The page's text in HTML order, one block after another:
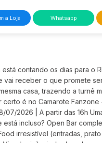
a Loja
Whatsapp
contando os dias para o
vai receber o que promete
casa, trazendo a turnê
é no Camarote Fanzone
07/2026 | A partir das 16h
incluso? Open Bar
irresistível (entradas,